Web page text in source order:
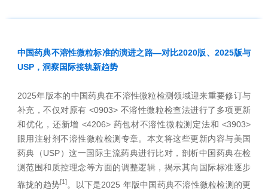
中国药典不溶性微粒标准的演进之路—对比2020版、2025版与
USP，洞察国际接轨新趋势
2025年版本的中国药典在不溶性微粒检测领域迎来重要修订与
补充，不仅对原有 <0903> 不溶性微粒检查法进行了多项更新
和优化，还新增 <4206> 药包材不溶性微粒测定法和 <3903>
眼用注射剂不溶性微粒检测专章。本文将这些更新内容与美国
药典（USP）这一国际主流药典进行比对，剖析中国药典在检
测范围和质控理念等方面的调整逻辑，揭示其向国际标准逐步
靠拢的趋势[1]。以下是2025 年版中国药典不溶性微粒检测的更